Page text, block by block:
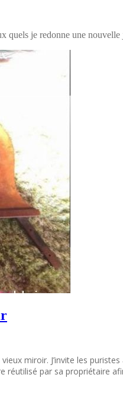
quels je redonne une nouvelle
miroir. J’invite les
réutilisé par sa propriétaire